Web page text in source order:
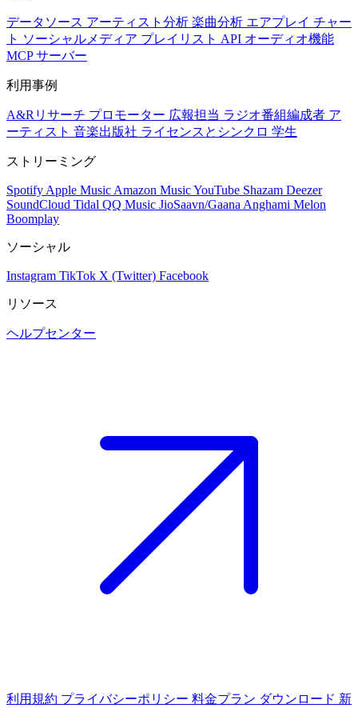
データソース アーティスト分析 楽曲分析 エアプレイ チャー
ト ソーシャルメディア プレイリスト API オーディオ機能
MCP サーバー
利用事例
A&Rリサーチ プロモーター 広報担当 ラジオ番組編成者 ア
ーティスト 音楽出版社 ライセンスとシンクロ 学生
ストリーミング
Spotify Apple Music Amazon MusicYouTube Shazam Deezer
SoundCloud Tidal QQ Music JioSaavn/Gaana Anghami Melon
Boomplay
ソーシャル
Instagram TikTok X (Twitter) Facebook
リソース
ヘルプセンター
利用規約 プライバシーポリシー 料金プラン ダウンロード 新